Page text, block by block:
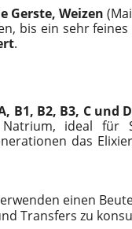
Gerste, Weizen
bis ein sehr
.
B1, B2, B3, C und D
ideal für
das
einen
Transfers zu